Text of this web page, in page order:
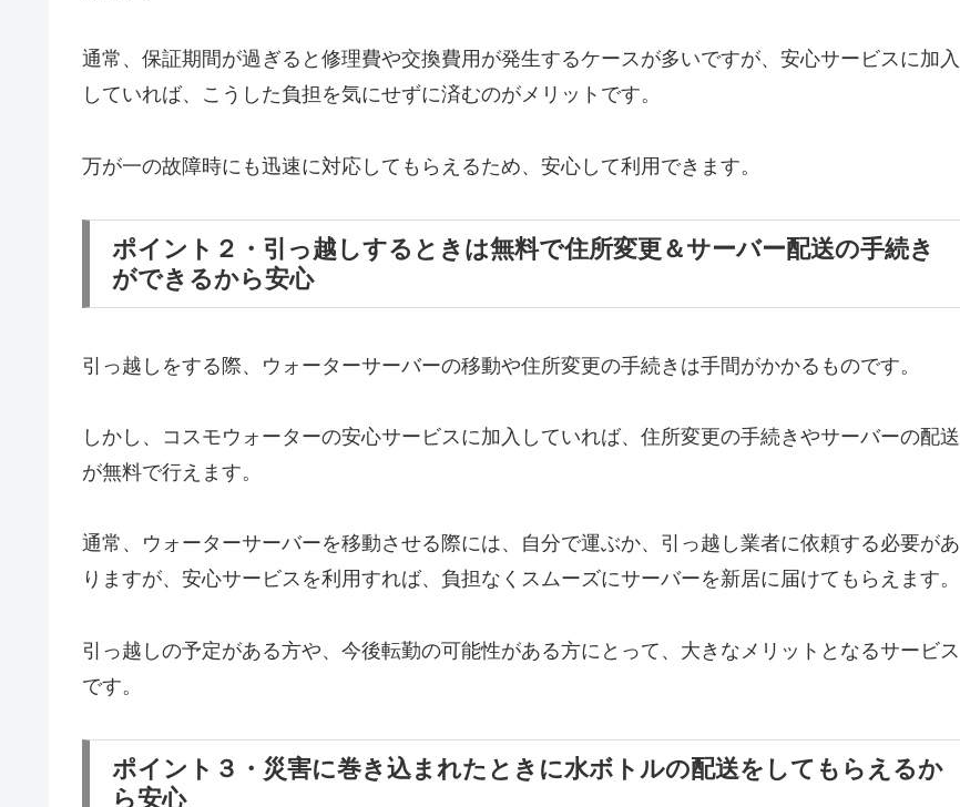
通常、保証期間が過ぎると修理費や交換費用が発生するケースが多いですが、安心サービスに加入
していれば、こうした負担を気にせずに済むのがメリットです。
万が一の故障時にも迅速に対応してもらえるため、安心して利用できます。
ポイント２・引っ越しするときは無料で住所変更＆サーバー配送の手続き
ができるから安心
引っ越しをする際、ウォーターサーバーの移動や住所変更の手続きは手間がかかるものです。
しかし、コスモウォーターの安心サービスに加入していれば、住所変更の手続きやサーバーの配送
が無料で行えます。
通常、ウォーターサーバーを移動させる際には、自分で運ぶか、引っ越し業者に依頼する必要があ
りますが、安心サービスを利用すれば、負担なくスムーズにサーバーを新居に届けてもらえます。
引っ越しの予定がある方や、今後転勤の可能性がある方にとって、大きなメリットとなるサービス
です。
ポイント３・災害に巻き込まれたときに水ボトルの配送をしてもらえるか
ら安心